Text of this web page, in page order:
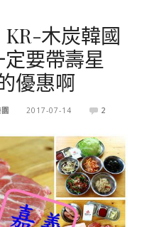
木炭韓國
要帶壽星
優惠啊
2017-07-14 2